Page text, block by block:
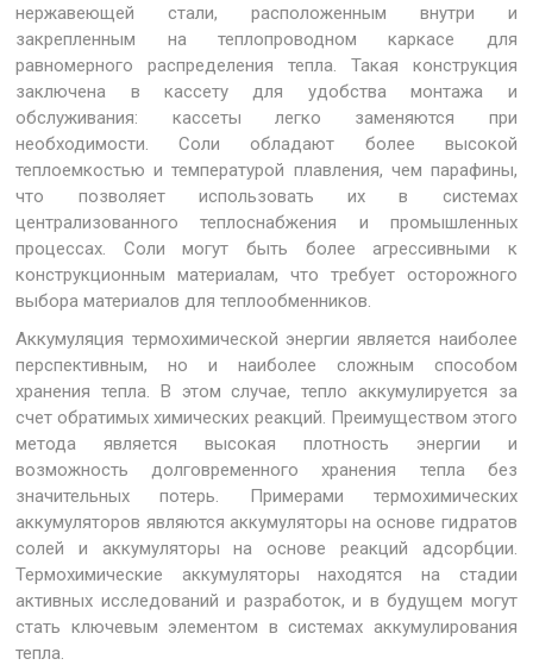
нержавеющей стали, расположенным внутри и
закрепленным на теплопроводном каркасе для
равномерного распределения тепла. Такая конструкция
заключена в кассету для удобства монтажа и
обслуживания: кассеты легко заменяются при
необходимости. Соли обладают более высокой
теплоемкостью и температурой плавления, чем парафины,
что позволяет использовать их в системах
централизованного теплоснабжения и промышленных
процессах. Соли могут быть более агрессивными к
конструкционным материалам, что требует осторожного
выбора материалов для теплообменников.
Аккумуляция термохимической энергии является наиболее
перспективным, но и наиболее сложным способом
хранения тепла. В этом случае, тепло аккумулируется за
счет обратимых химических реакций. Преимуществом этого
метода является высокая плотность энергии и
возможность долговременного хранения тепла без
значительных потерь. Примерами термохимических
аккумуляторов являются аккумуляторы на основе гидратов
солей и аккумуляторы на основе реакций адсорбции.
Термохимические аккумуляторы находятся на стадии
активных исследований и разработок, и в будущем могут
стать ключевым элементом в системах аккумулирования
тепла.